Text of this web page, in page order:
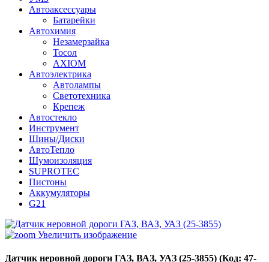
Автоаксессуары
Батарейки
Автохимия
Незамерзайка
Тосол
AXIOM
Автоэлектрика
Автолампы
Светотехника
Крепеж
Автостекло
Инструмент
Шины/Диски
АвтоТепло
Шумоизоляция
SUPROTEC
Пистоны
Аккумуляторы
G21
Увеличить изображение
Датчик неровной дороги ГАЗ, ВАЗ, УАЗ (25-3855) (Код: 47-